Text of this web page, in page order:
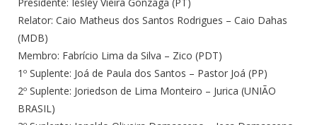
Relator: Caio Matheus dos Santos Rodrigues – Caio Dahas
(MDB)
Membro: Fabrício Lima da Silva – Zico (PDT)
1º Suplente: Joá de Paula dos Santos – Pastor Joá (PP)
2º Suplente: Joriedson de Lima Monteiro – Jurica (UNIÃO
BRASIL)